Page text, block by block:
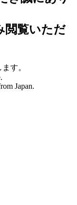
閲覧いただ
す。
Japan.